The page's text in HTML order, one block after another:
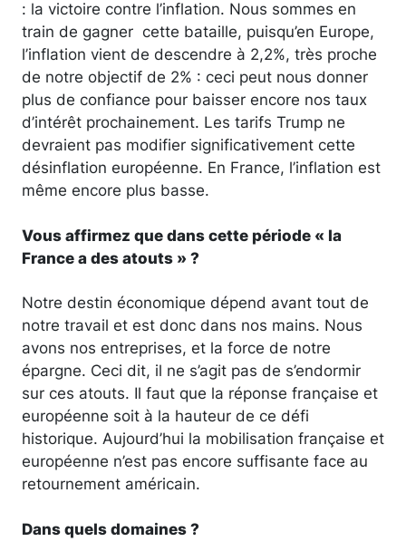
: la victoire contre l’inflation. Nous sommes en
train de gagner cette bataille, puisqu’en Europe,
l’inflation vient de descendre à 2,2%, très proche
de notre objectif de 2% : ceci peut nous donner
plus de confiance pour baisser encore nos taux
d’intérêt prochainement. Les tarifs Trump ne
devraient pas modifier significativement cette
désinflation européenne. En France, l’inflation est
même encore plus basse.
Vous affirmez que dans cette période « la
France a des atouts » ?
Notre destin économique dépend avant tout de
notre travail et est donc dans nos mains. Nous
avons nos entreprises, et la force de notre
épargne. Ceci dit, il ne s’agit pas de s’endormir
sur ces atouts. Il faut que la réponse française et
européenne soit à la hauteur de ce défi
historique. Aujourd’hui la mobilisation française et
européenne n’est pas encore suffisante face au
retournement américain.
Dans quels domaines ?